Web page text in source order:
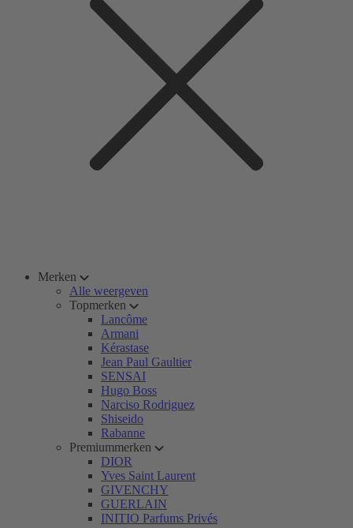
Merken
Alle weergeven
Topmerken
Lancôme
Armani
Kérastase
Jean Paul Gaultier
SENSAI
Hugo Boss
Narciso Rodriguez
Shiseido
Rabanne
Premiummerken
DIOR
Yves Saint Laurent
GIVENCHY
GUERLAIN
INITIO Parfums Privés